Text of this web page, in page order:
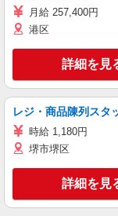
月給 257,400円
港区
詳細を見
レジ・商品陳列スタ
時給 1,180円
堺市堺区
詳細を見